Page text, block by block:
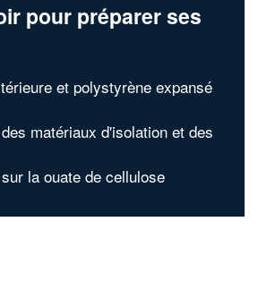
pour préparer ses
et polystyrène expansé
matériaux d'isolation et des
la ouate de cellulose